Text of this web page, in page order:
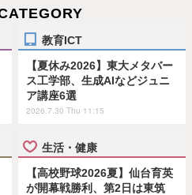
教育ICT
【夏休み2026】東大メタバー
ス工学部、生成AIなどジュニ
ア講座6選
2026.7.30 Thu 11:15
生活・健康
【高校野球2026夏】仙台育英
が開幕戦勝利、第2日は東筑